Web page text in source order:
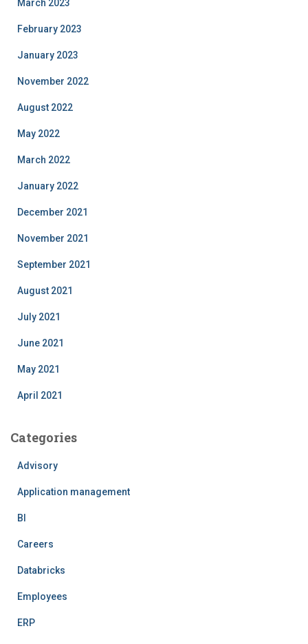
March 2023
February 2023
January 2023
November 2022
August 2022
May 2022
March 2022
January 2022
December 2021
November 2021
September 2021
August 2021
July 2021
June 2021
May 2021
April 2021
Categories
Advisory
Application management
BI
Careers
Databricks
Employees
ERP